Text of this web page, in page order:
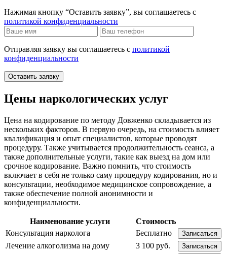
Нажимая кнопку “Оставить заявку”, вы соглашаетесь с
политикой конфиденциальности
Отправляя заявку вы соглашаетесь с политикой
конфиденциальности
Оставить заявку
Цены наркологических услуг
Цена на кодирование по методу Довженко складывается из
нескольких факторов. В первую очередь, на стоимость влияет
квалификация и опыт специалистов, которые проводят
процедуру. Также учитывается продолжительность сеанса, а
также дополнительные услуги, такие как выезд на дом или
срочное кодирование. Важно помнить, что стоимость
включает в себя не только саму процедуру кодирования, но и
консультации, необходимое медицинское сопровождение, а
также обеспечение полной анонимности и
конфиденциальности.
Наименование услуги
Стоимость
Консультация нарколога
Бесплатно Записаться
Лечение алкоголизма на дому 3 100 руб. Записаться